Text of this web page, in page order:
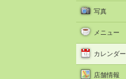
写真
メニュー
カレンダー
店舗情報